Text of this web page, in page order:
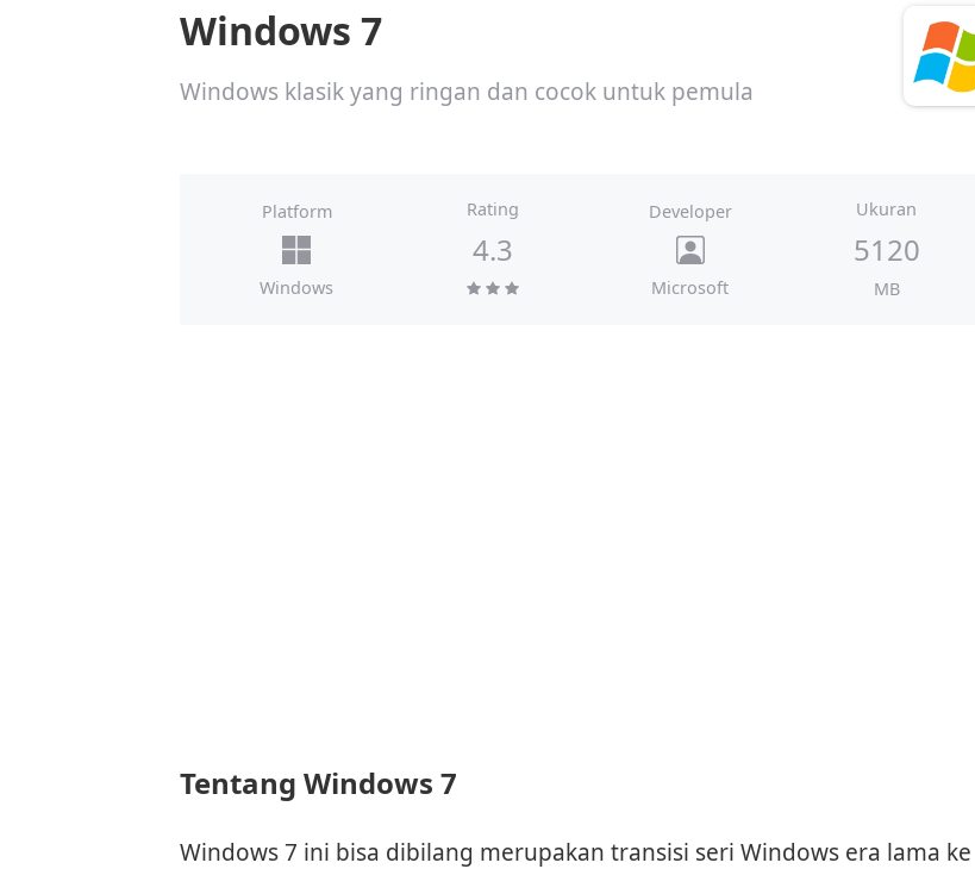
Windows 7
Windows klasik yang ringan dan cocok untuk pemula
Platform
Windows
Rating
4.3
Developer
Microsoft
Ukuran
5120
MB
Tentang Windows 7
Windows 7 ini bisa dibilang merupakan transisi seri Windows era lama ke